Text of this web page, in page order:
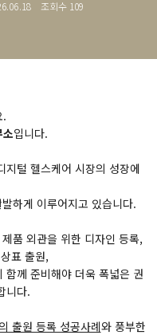
조회수 109
.
입니다.
지털 헬스케어 시장의 성장에
하게 이루어지고 있습니다.
품 외관을 위한 디자인 등록,
표 출원,
함께 준비해야 더욱 폭넓은 권
니다.
출원 등록 성공사례와 풍부한